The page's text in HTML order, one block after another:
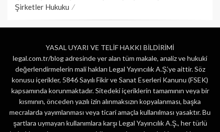
Şirketler Hukuku
YASAL UYARI VE TELİF HAKKI BİLDİRİMİ
legal.com.tr/blog adresinde yer alan tüm makale, analiz ve hukuki
değerlendirmelerin mali hakları Legal Yayıncılık A.Ş.’ye aittir. Söz
konusu içerikler, 5846 Sayılı Fikir ve Sanat Eserleri Kanunu (FSEK)
kapsamında korunmaktadır. Sitedeki içeriklerin tamamının veya bir
kısmının, önceden yazılı izin alınmaksızın kopyalanması, başka
mecralarda yayımlanması veya ticari amaçla kullanılması yasaktır. Bu
şartlara uymayan kullanımlara karşı Legal Yayıncılık A.Ş., her türlü